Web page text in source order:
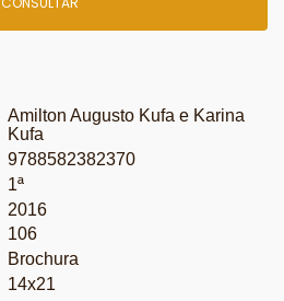
Amilton Augusto Kufa e Karina
Kufa
9788582382370
1ª
2016
106
Brochura
14x21